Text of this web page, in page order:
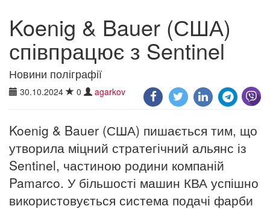
Koenig & Bauer (США)
співпрацює з Sentinel
Новини поліграфії
30.10.2024 0 agarkov
Koenig & Bauer (США) пишається тим, що
утворила міцний стратегічний альянс із
Sentinel, частиною родини компаній
Pamarco. У більшості машин КВА успішно
використовується система подачі фарби